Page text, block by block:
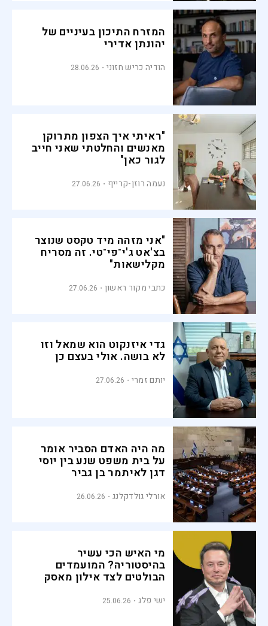
המזרח התיכון בעיניים של
יהונתן אדירי
הודיה כריש חזוני 28.06.26
"ראיתי איך הצפון מתרוקן
מאנשים והחלטתי שאני חייב
לגור כאן"
נעמה רוזן-קרייף 27.06.26
"אני מזהה מיד טקסט שנוצר
בצ'אט ג'י־פי־טי. זה מסריח
מקלישאות"
כתבי מקור ראשון 27.06.26
גדי איזנקוט הוא שמאל וזו
לא בושה. אולי בעצם כן
יותם זמרי 27.06.26
מה היה האדם הסביר אומר
על בית משפט שנע בין יוסי
דגן לאיתמר בן גביר
אורלי גולדקלנג 26.06.26
מי האיש הכי עשיר
בהיסטוריה? המועמדים
הבולטים לצד אילון מאסק
ישי פלג 25.06.26